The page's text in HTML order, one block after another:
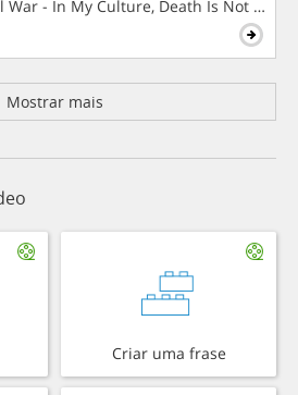
War - In My Culture, Death Is Not The
Mostrar mais
Criar uma frase